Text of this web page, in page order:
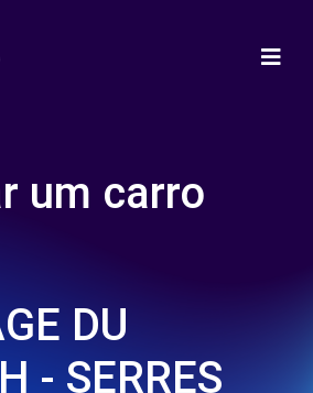
um carro
DU
- SERRES